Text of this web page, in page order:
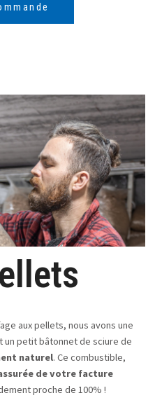
aux pellets, nous avons une
un petit bâtonnet de sciure de
naturel. Ce combustible,
de votre facture
proche de 100% !